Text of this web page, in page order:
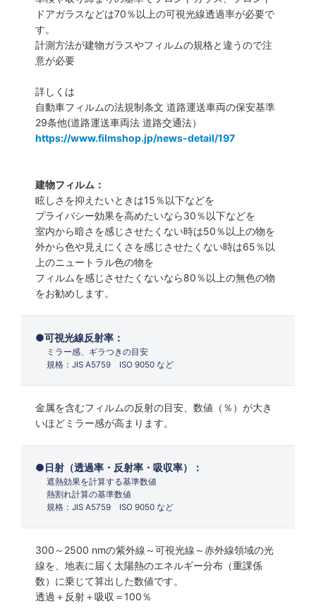
ドアガラスなどは70％以上の可視光線透過率が必要で
す。
計測方法が建物ガラスやフィルムの規格と違うので注
意が必要
詳しくは
自動車フィルムの法規制条文 道路運送車両の保安基準
29条他(道路運送車両法 道路交通法）
https://www.filmshop.jp/news-detail/197
建物フィルム：
眩しさを抑えたいときは15％以下などを
プライバシー効果を高めたいなら30％以下などを
室内から暗さを感じさせたくない時は50％以上の物を
外から色や見えにくさを感じさせたくない時は65％以
上のニュートラル色の物を
フィルムを感じさせたくないなら80％以上の無色の物
をお勧めします。
可視光線反射率：
ミラー感、ギラつきの目安
規格：JIS A5759 ISO 9050 など
金属を含むフィルムの反射の目安、数値（％）が大き
いほどミラー感が高まります。
日射（透過率・反射率・吸収率）：
遮熱効果を計算する基準数値
熱割れ計算の基準数値
規格：JIS A5759 ISO 9050 など
300～2500 nmの紫外線～可視光線～赤外線領域の光
線を、地表に届く太陽熱のエネルギー分布（重課係
数）に乗じて算出した数値です。
透過＋反射＋吸収＝100％